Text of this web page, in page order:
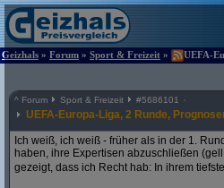
Geizhals » Forum » Sport & Freizeit » UEFA-
^ Forum Sport & Freizeit #5686101
UEFA-Europa-Liga, 2 Runde,
Ich weiß, ich weiß - früher als in der 1.
haben, ihre Expertisen abzuschließen
gezeigt, dass ich Recht hab: In ihrem